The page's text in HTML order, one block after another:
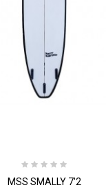
MSS SMALLY 7'2